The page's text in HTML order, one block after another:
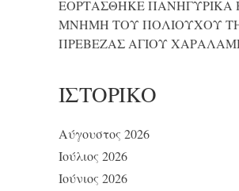
ΕΟΡΤΑΣΘΗΚΕ ΠΑΝΗΓΥΡΙΚΑ
ΜΝΗΜΗ ΤΟΥ ΠΟΛΙΟΥΧΟΥ
ΠΡΕΒΕΖΑΣ ΑΓΙΟΥ
ΙΣΤΟΡΙΚΌ
Αύγουστος 2026
Ιούλιος 2026
Ιούνιος 2026